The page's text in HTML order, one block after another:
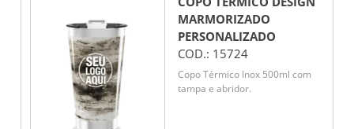
MARMORIZADO
PERSONALIZADO
COD.: 15724
Copo Térmico Inox 500ml com
tampa e abridor.